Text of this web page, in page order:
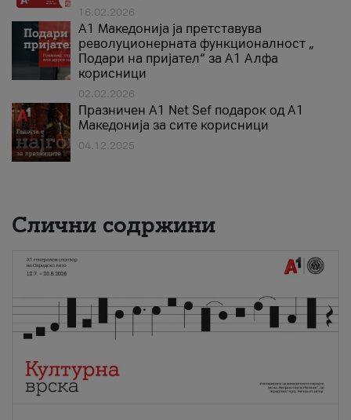
16.02.2026
А1 Македонија ја претставува
револуционерната функционалност „
Подари на пријател“ за А1 Алфа
корисници
02.02.2026
Празничен A1 Net Sеf подарок од А1
Македонија за сите корисници
04.12.2025
Слични содржини